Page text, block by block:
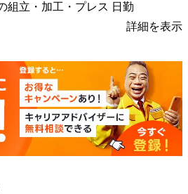
組立・加工・プレス 日勤
詳細を表示